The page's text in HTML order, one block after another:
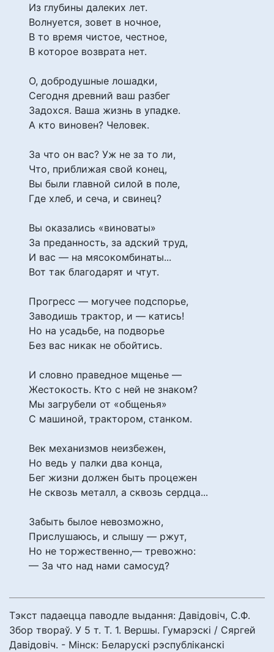
Из глубины далеких лет.
Волнуется, зовет в ночное,
В то время чистое, честное,
В которое возврата нет.
О, добродушные лошадки,
Сегодня древний ваш разбег
Задохся. Ваша жизнь в упадке.
А кто виновен? Человек.
За что он вас? Уж не за то ли,
Что, приближая свой конец,
Вы были главной силой в поле,
Где хлеб, и сеча, и свинец?
Вы оказались «виноваты»
За преданность, за адский труд,
И вас — на мясокомбинаты...
Вот так благодарят и чтут.
Прогресс — могучее подспорье,
Заводишь трактор, и — катись!
Но на усадьбе, на подворье
Без вас никак не обойтись.
И словно праведное мщенье —
Жестокость. Кто с ней не знаком?
Мы загрубели от «общенья»
С машиной, трактором, станком.
Век механизмов неизбежен,
Но ведь у палки два конца,
Бег жизни должен быть процежен
Не сквозь металл, а сквозь сердца...
Забыть былое невозможно,
Прислушаюсь, и слышу — ржут,
Но не торжественно,— тревожно:
— За что над нами самосуд?
Тэкст падаецца паводле выдання: Давідовіч, С.Ф.
Збор твораў. У 5 т. Т. 1. Вершы. Гумарэскі / Сяргей
Давідовіч. - Мінск: Беларускі рэспубліканскі